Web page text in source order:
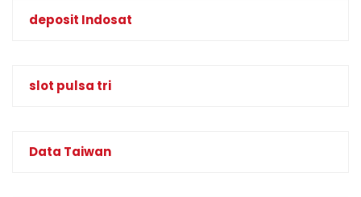
deposit Indosat
slot pulsa tri
Data Taiwan